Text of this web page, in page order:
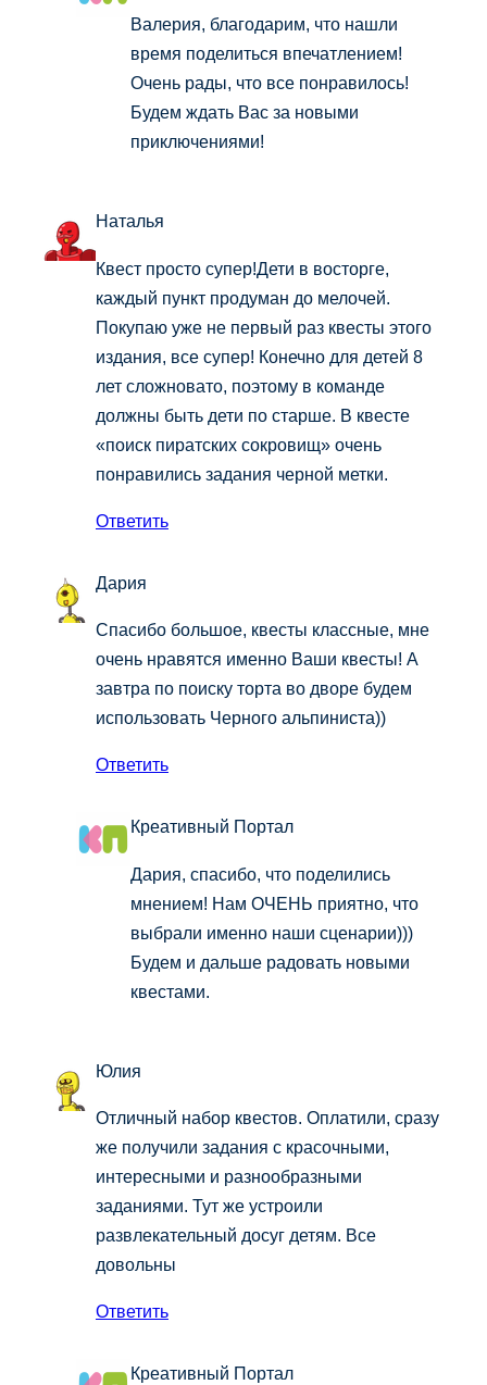
Валерия, благодарим, что нашли
время поделиться впечатлением!
Очень рады, что все понравилось!
Будем ждать Вас за новыми
приключениями!
Наталья
Квест просто супер!Дети в восторге,
каждый пункт продуман до мелочей.
Покупаю уже не первый раз квесты этого
издания, все супер! Конечно для детей 8
лет сложновато, поэтому в команде
должны быть дети по старше. В квесте
«поиск пиратских сокровищ» очень
понравились задания черной метки.
Ответить
Дария
Спасибо большое, квесты классные, мне
очень нравятся именно Ваши квесты! А
завтра по поиску торта во дворе будем
использовать Черного альпиниста))
Ответить
Креативный Портал
Дария, спасибо, что поделились
мнением! Нам ОЧЕНЬ приятно, что
выбрали именно наши сценарии)))
Будем и дальше радовать новыми
квестами.
Юлия
Отличный набор квестов. Оплатили, сразу
же получили задания с красочными,
интересными и разнообразными
заданиями. Тут же устроили
развлекательный досуг детям. Все
довольны
Ответить
Креативный Портал